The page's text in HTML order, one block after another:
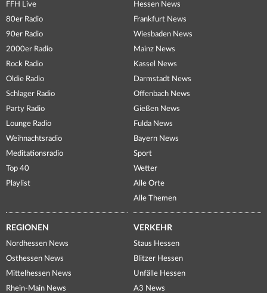
FFH Live
80er Radio
90er Radio
2000er Radio
Rock Radio
Oldie Radio
Schlager Radio
Party Radio
Lounge Radio
Weihnachtsradio
Meditationsradio
Top 40
Playlist
Hessen News
Frankfurt News
Wiesbaden News
Mainz News
Kassel News
Darmstadt News
Offenbach News
Gießen News
Fulda News
Bayern News
Sport
Wetter
Alle Orte
Alle Themen
REGIONEN
Nordhessen News
Osthessen News
Mittelhessen News
Rhein-Main News
VERKEHR
Staus Hessen
Blitzer Hessen
Unfälle Hessen
A3 News